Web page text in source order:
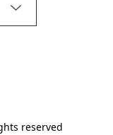
reserved